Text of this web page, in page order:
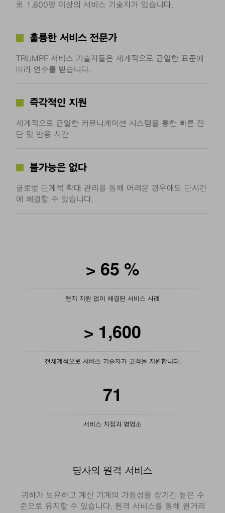
로 1,600명 이상의 서비스 기술자가 있습니다.
훌륭한 서비스 전문가
TRUMPF 서비스 기술자들은 세계적으로 균일한 표준에
따라 연수를 받습니다.
즉각적인 지원
세계적으로 균일한 커뮤니케이션 시스템을 통한 빠른 진
단 및 반응 시간
불가능은 없다
글로벌 단계적 확대 관리를 통해 어려운 경우에도 단시간
에 해결할 수 있습니다.
> 65 %
현지 지원 없이 해결된 서비스 사례
> 1,600
전세계적으로 서비스 기술자가 고객을 지원합니다.
71
서비스 지점과 영업소
당사의 원격 서비스
귀하가 보유하고 계신 기계의 가용성을 장기간 높은 수
준으로 유지할 수 있습니다. 원격 서비스를 통해 원거리